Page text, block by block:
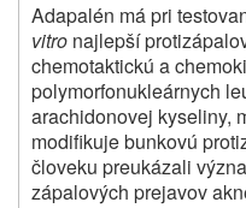
Adapalén má pri
vitro najlepší
chemotaktickú a
polymorfonukleárnych
arachidonovej kyseliny,
modifikuje bunkovú
človeku preukázali
zápalových prejavov